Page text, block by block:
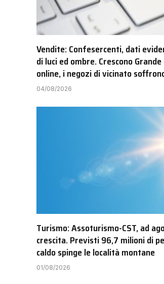
Vendite: Confesercenti, dati
di luci ed ombre. Crescono
online, i negozi di vicinato
04/08/2026
Turismo: Assoturismo-CST, ad
crescita. Previsti 96,7 milioni di
caldo spinge le località montane
01/08/2026